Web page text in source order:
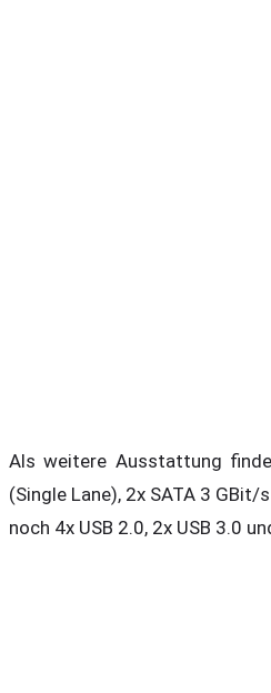
Als weitere Ausstattung
(Single Lane), 2x SATA 3
noch 4x USB 2.0, 2x USB 3.0